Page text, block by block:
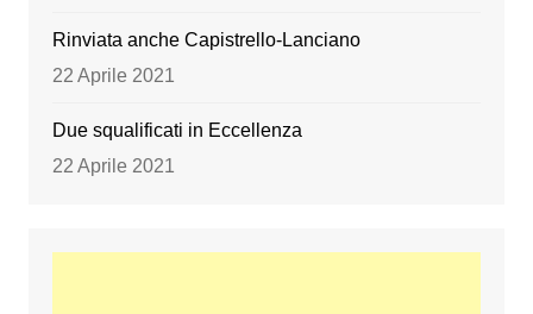
Rinviata anche Capistrello-Lanciano
22 Aprile 2021
Due squalificati in Eccellenza
22 Aprile 2021